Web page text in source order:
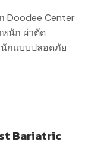
Doodee Center
นัก ผ่าตัด
กแบบปลอดภัย
Bariatric